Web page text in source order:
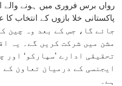
رواں برس فروری میں ہونے والے
جائے گا، جس کے بعد وہ چین
مشن میں شرکت کریں گے۔ یہ
تحقیقی ادارے ’سپارکو‘ اور
ایجنسی کے درمیان تعاون کے
ہے۔